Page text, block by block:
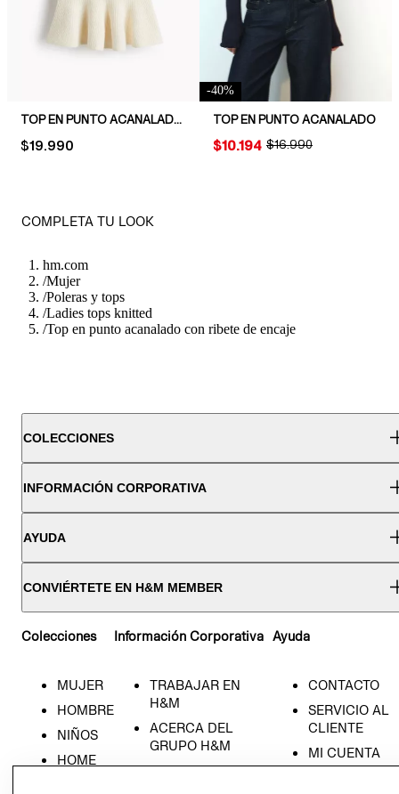
TOP EN PUNTO ACANALADO CON PEPLUM
PRICE:
$19.990
-40%
TOP EN PUNTO ACANALADO
ORIGINAL PRICE:
$16.990
PRICE:
$10.194
COMPLETA TU LOOK
hm.com
/Mujer
/Poleras y tops
/Ladies tops knitted
/Top en punto acanalado con ribete de encaje
COLECCIONES
INFORMACIÓN CORPORATIVA
AYUDA
CONVIÉRTETE EN H&M MEMBER
Colecciones
MUJER
HOMBRE
NIÑOS
HOME
Información Corporativa
TRABAJAR EN
H&M
ACERCA DEL
GRUPO H&M
RESPONSABILIDAD
Ayuda
CONTACTO
SERVICIO AL
CLIENTE
MI CUENTA